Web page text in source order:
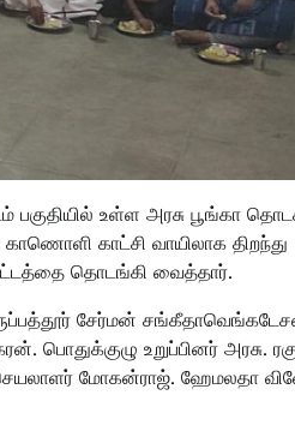
பகுதியில் உள்ள அரசு பூங்கா
காட்சி வாயிலாக திறந்து
தொடங்கி வைத்தார்.
சேர்மன்
பொதுக்குழு உறுப்பினர் அரசு.
செயலாளர் மோகன்ராஜ். ஹேமலதா